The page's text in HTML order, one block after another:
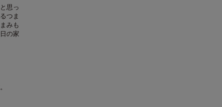
思っ
つま
みも
の家